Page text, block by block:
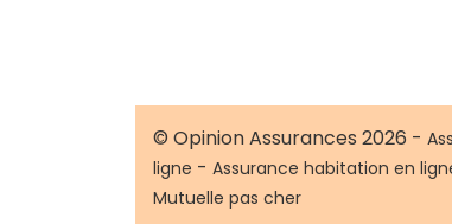
© Opinion Assurances 2026 -
ligne - Assurance habitation en
Mutuelle pas cher